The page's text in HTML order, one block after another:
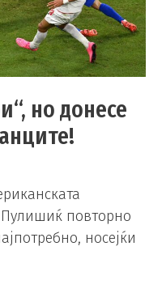
но донесе
Пулишиќ повторно
носејќи